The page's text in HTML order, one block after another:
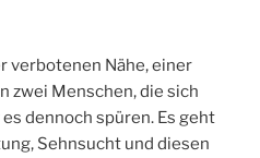
verbotenen Nähe, einer
zwei Menschen, die sich
dennoch spüren. Es geht
Sehnsucht und diesen